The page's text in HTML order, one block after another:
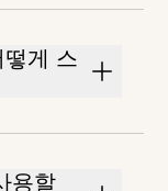
게 스
용할